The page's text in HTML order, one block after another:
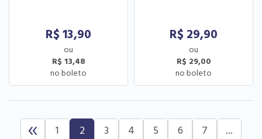
R$ 13,90
R$ 13,48
R$ 29,90
R$ 29,00
1 2 3 4 5 6 7
...